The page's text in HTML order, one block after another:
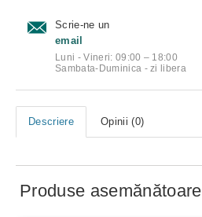
Scrie-ne un
email
Luni - Vineri: 09:00 – 18:00
Sambata-Duminica - zi libera
Descriere Opinii (0)
Produse asemănătoare